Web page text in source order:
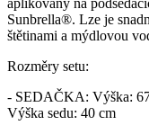
Sunbrella®. Lze je
štětinami a mýdlovou
Rozměry setu:
- SEDAČKA: Výška:
Výška sedu: 40 cm